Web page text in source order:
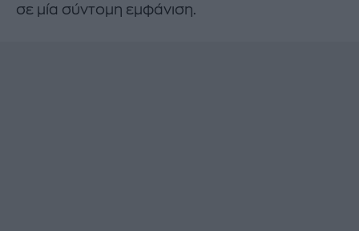
σε μία σύντομη εμφάνιση.